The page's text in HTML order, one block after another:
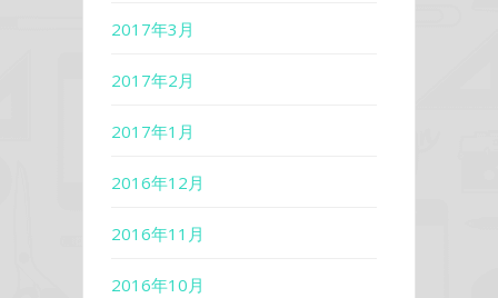
2017年3月
2017年2月
2017年1月
2016年12月
2016年11月
2016年10月